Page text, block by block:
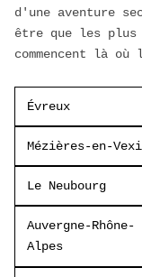
d'une aventure
être que les
commencent là
Évreux
Mézières-en-
Le Neubourg
Auvergne-Rhône-
Alpes